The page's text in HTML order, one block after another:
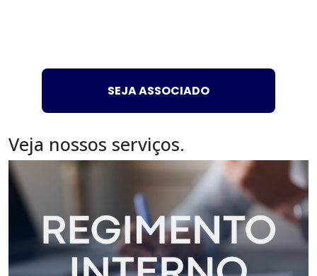
SEJA ASSOCIADO
Veja nossos serviços.